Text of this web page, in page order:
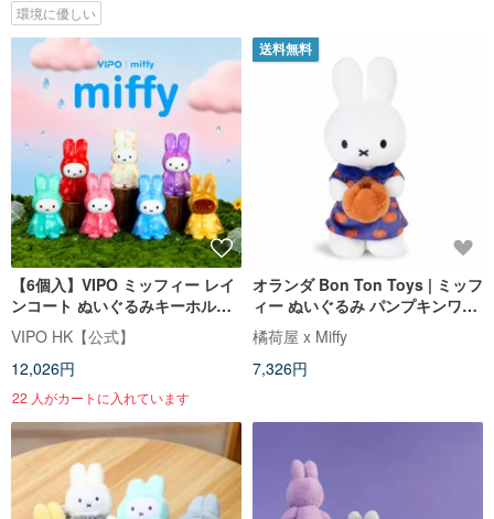
環境に優しい
【6個入】VIPO ミッフィー レイ
ンコート ぬいぐるみキーホルダ
ー | ブラインドボックス(全7種)
VIPO HK【公式】
12,026円
22 人がカートに入れています
送料無料
オランダ Bon Ton Toys | ミッフ
ィー ぬいぐるみ パンプキンワン
ピース 24cm
橘荷屋 x Miffy
7,326円